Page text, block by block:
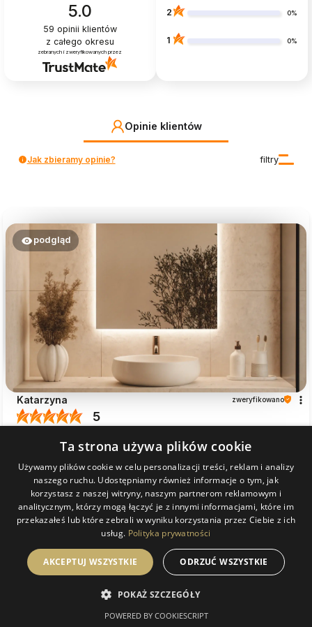
5.0
59 opinii klientów
z całego okresu
zebranych i zweryfikowanych przez
2 0%
1 0%
Opinie klientów
filtry
Jak zbieramy opinie?
Komentarz sklepu
Dziękujemy za pozostawienie nam tak dobrej opinii.
Naszym priorytetem jest satysfakcja klienta i Twoja
recenzja potwierdza nasze wysiłki - dziękujemy raz
podgląd
Katarzyna zweryfikowano
5
wybranymi opcjami
0
0
Marek zweryfikowano
Doskonale
Ta strona używa plików cookie
Używamy plików cookie w celu personalizacji treści, reklam i analizy
naszego ruchu. Udostępniamy również informacje o tym, jak
korzystasz z naszej witryny, naszym partnerom reklamowym i
analitycznym, którzy mogą łączyć je z innymi informacjami, które im
przekazałeś lub które zebrali w wyniku korzystania przez Ciebie z ich
usług. Polityka prywatności
AKCEPTUJ WSZYSTKIE ODRZUĆ WSZYSTKIE
POKAŻ SZCZEGÓŁY
POWERED BY COOKIESCRIPT